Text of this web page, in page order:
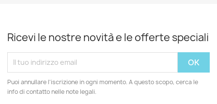
Ricevi le nostre novità e le offerte speciali
Puoi annullare l'iscrizione in ogni momento. A questo scopo, cerca le
info di contatto nelle note legali.